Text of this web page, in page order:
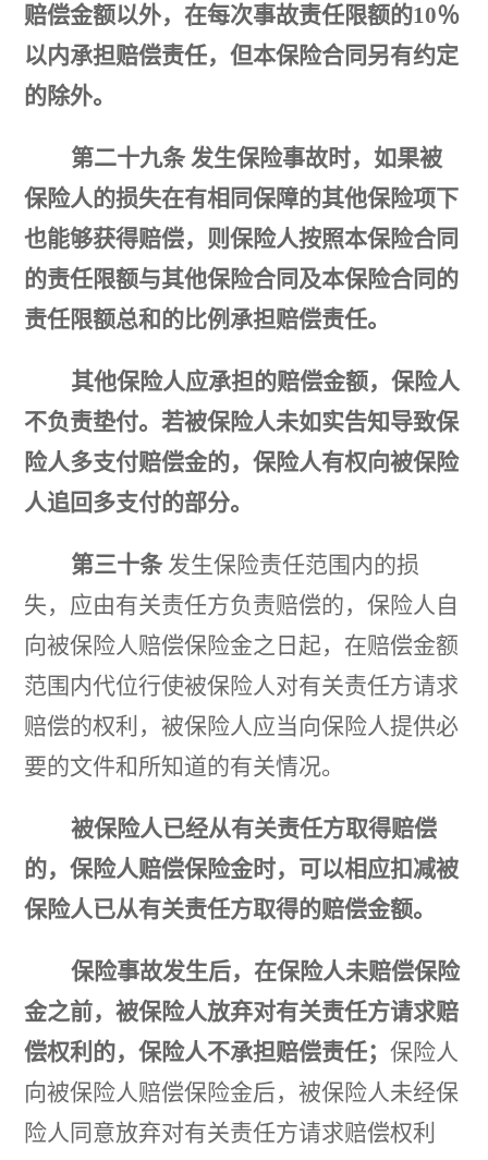
赔偿金额以外，在每次事故责任限额的10％
以内承担赔偿责任，但本保险合同另有约定
的除外。
第二十九条 发生保险事故时，如果被
保险人的损失在有相同保障的其他保险项下
也能够获得赔偿，则保险人按照本保险合同
的责任限额与其他保险合同及本保险合同的
责任限额总和的比例承担赔偿责任。
其他保险人应承担的赔偿金额，保险人
不负责垫付。若被保险人未如实告知导致保
险人多支付赔偿金的，保险人有权向被保险
人追回多支付的部分。
第三十条 发生保险责任范围内的损
失，应由有关责任方负责赔偿的，保险人自
向被保险人赔偿保险金之 日起，在赔偿金额
范围内代位行使被保险人对有关责任方请求
赔偿的权利，被保险人应当向保险人提供必
要的文件和所知道的有关情况。
被保险人已经从有关责任方取得赔偿
的，保险人赔偿保险金时， 可以相应扣减被
保险人已从有关责任方取得的赔偿金额。
保险事故发生后，在保险人未赔偿保险
金之前，被保险人放弃对有关责任方请求赔
偿权利的，保险人不承担赔偿责任；保险人
向被保险人赔偿保险金后，被保险人未经保
险人同意放弃对有关责任方请求赔偿权利